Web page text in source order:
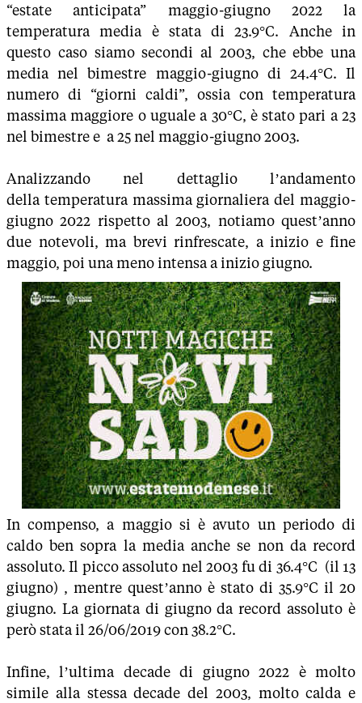
“estate anticipata” maggio-giugno 2022 la
temperatura media è stata di 23.9°C. Anche in
questo caso siamo secondi al 2003, che ebbe una
media nel bimestre maggio-giugno di 24.4°C. Il
numero di “giorni caldi”, ossia con temperatura
massima maggiore o uguale a 30°C, è stato pari a 23
nel bimestre e a 25 nel maggio-giugno 2003.
Analizzando nel dettaglio l’andamento
della temperatura massima giornaliera del maggio-
giugno 2022 rispetto al 2003, notiamo quest’anno
due notevoli, ma brevi rinfrescate, a inizio e fine
maggio, poi una meno intensa a inizio giugno.
In compenso, a maggio si è avuto un periodo di
caldo ben sopra la media anche se non da record
assoluto. Il picco assoluto nel 2003 fu di 36.4°C (il 13
giugno) , mentre quest’anno è stato di 35.9°C il 20
giugno. La giornata di giugno da record assoluto è
però stata il 26/06/2019 con 38.2°C.
Infine, l’ultima decade di giugno 2022 è molto
simile alla stessa decade del 2003, molto calda e